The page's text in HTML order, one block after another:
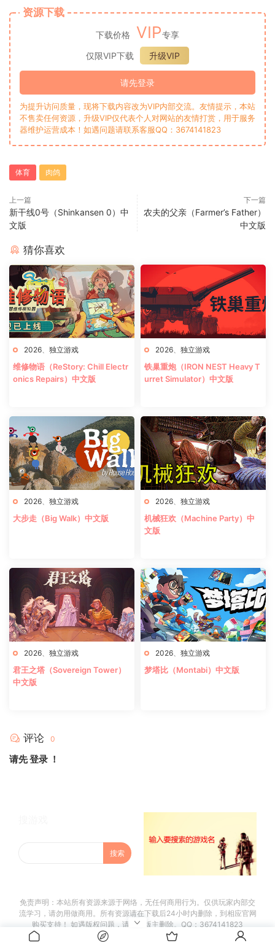
资源下载
下载价格 VIP专享
仅限VIP下载
升级VIP
请先登录
为提升访问质量，现将下载内容改为VIP内部交流。友情提示，本站
不售卖任何资源，升级VIP仅代表个人对网站的友情打赏，用于服务
器维护运营成本！如遇问题请联系客服QQ：3674141823
体育 肉鸽
上一篇
新干线0号（Shinkansen 0）中
文版
下一篇
农夫的父亲（Farmer’s Father）
中文版
猜你喜欢
2026 独立游戏
维修物语（ReStory: Chill Electr
onics Repairs）中文版
2026 独立游戏
铁巢重炮（IRON NEST Heavy T
urret Simulator）中文版
2026 独立游戏
大步走（Big Walk）中文版
2026 独立游戏
机械狂欢（Machine Party）中
文版
2026 独立游戏
君王之塔（Sovereign Tower）
中文版
2026 独立游戏
梦塔比（Montabi）中文版
评论 0
请先登录 ！
免责声明：本站所有资源来源于网络，无任何商用行为。仅供玩家内部交
流学习，请勿用做商用。所有资源请在下载后24小时内删除，到相应官网
购买支持！ 如遇版权问题，请联系版主删除。QQ：3674141823